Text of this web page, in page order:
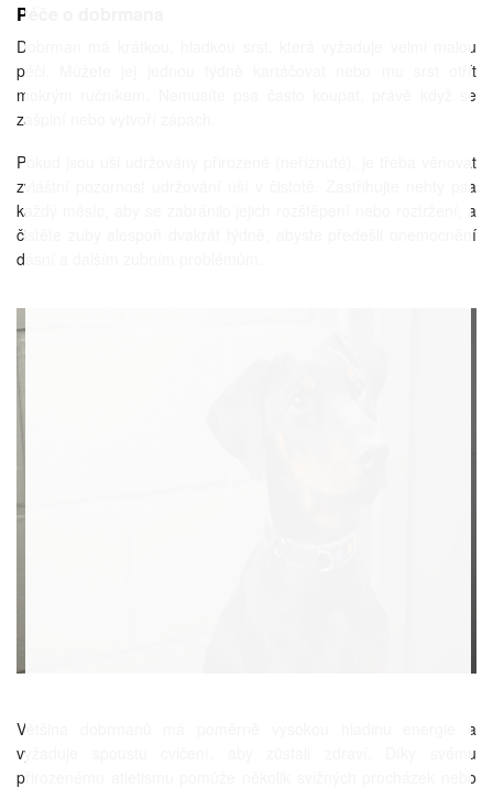
Péče o dobrmana
Dobrman má krátkou, hladkou srst, která vyžaduje velmi malou
péči. Můžete jej jednou týdně kartáčovat nebo mu srst otřít
mokrým ručníkem. Nemusíte psa často koupat, právě když se
zašpiní nebo vytvoří zápach.
Pokud jsou uši udržovány přirozené (neříznuté), je třeba věnovat
zvláštní pozornost udržování uší v čistotě. Zastřihujte nehty psa
každý měsíc, aby se zabránilo jejich rozštěpení nebo roztržení, a
čistěte zuby alespoň dvakrát týdně, abyste předešli onemocnění
dásní a dalším zubním problémům.
Většina dobrmanů má poměrně vysokou hladinu energie a
vyžaduje spoustu cvičení, aby zůstali zdraví. Díky svému
přirozenému atletismu pomůže několik svižných procházek nebo